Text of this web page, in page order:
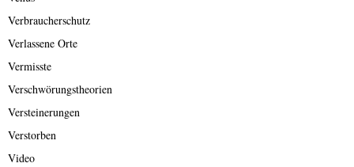
Verbraucherschutz
Verlassene Orte
Vermisste
Verschwörungstheorien
Versteinerungen
Verstorben
Video